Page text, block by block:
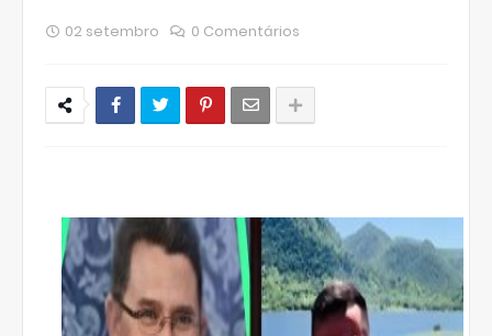
02 setembro 0 Comentários